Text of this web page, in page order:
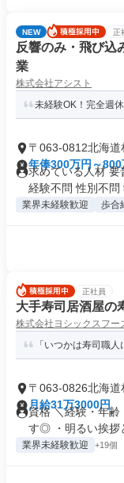
NEW 正
反響のみ・飛び
業
株式会社アシスト
未経験OK！完全週
〒063-0812北海
年俸300万円～800
求めている人材
経験不問 性別不問
業界未経験歓迎 歩合
正社員
大手寿司居酒屋の
株式会社ヨシックスフー
「いつかは寿司職
〒063-0826北海
月給31万3000円
資格 ＼経験・年
す◎ ・明るい挨拶
業界未経験歓迎 +19個